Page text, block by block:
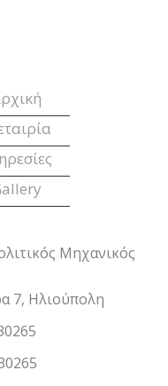
Μηχανικός
7, Ηλιούπολη